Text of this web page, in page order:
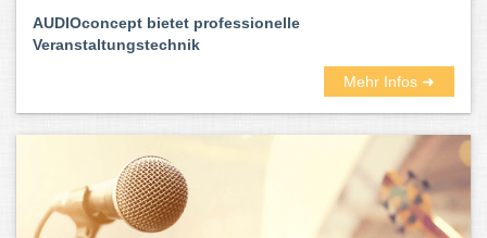
AUDIOconcept bietet professionelle
Veranstaltungstechnik
Mehr Infos ➜